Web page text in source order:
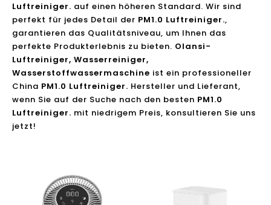
Luftreiniger. auf einen höheren Standard. Wir sind
perfekt für jedes Detail der PM1.0 Luftreiniger.,
garantieren das Qualitätsniveau, um Ihnen das
perfekte Produkterlebnis zu bieten. Olansi-
Luftreiniger, Wasserreiniger,
Wasserstoffwassermaschine ist ein professioneller
China PM1.0 Luftreiniger. Hersteller und Lieferant,
wenn Sie auf der Suche nach den besten PM1.0
Luftreiniger. mit niedrigem Preis, konsultieren Sie uns
jetzt!